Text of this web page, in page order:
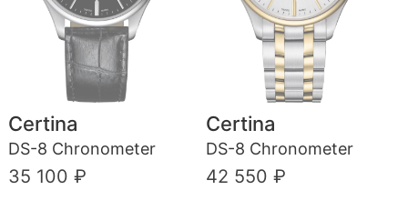
Certina
DS-8 Chronometer
35 100 ₽
Certina
DS-8 Chronometer
42 550 ₽